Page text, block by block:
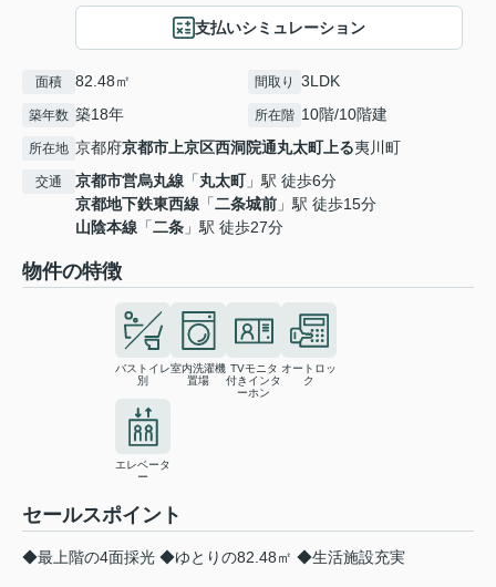
支払いシミュレーション
面積 82.48㎡ 間取り 3LDK
築年数 築18年 所在階 10階/10階建
所在地 京都府京都市上京区西洞院通丸太町上る夷川町
交通 京都市営烏丸線 「丸太町」駅 徒歩6分
京都地下鉄東西線 「二条城前 」駅 徒歩15分
山陰本線 「二条 」駅 徒歩27分
物件の特徴
バストイレ
別
室内洗濯機
置場
TVモニタ
付きインタ
ーホン
オートロッ
ク
エレベータ
ー
セールスポイント
◆最上階の4面採光 ◆ゆとりの82.48㎡ ◆生活施設充実